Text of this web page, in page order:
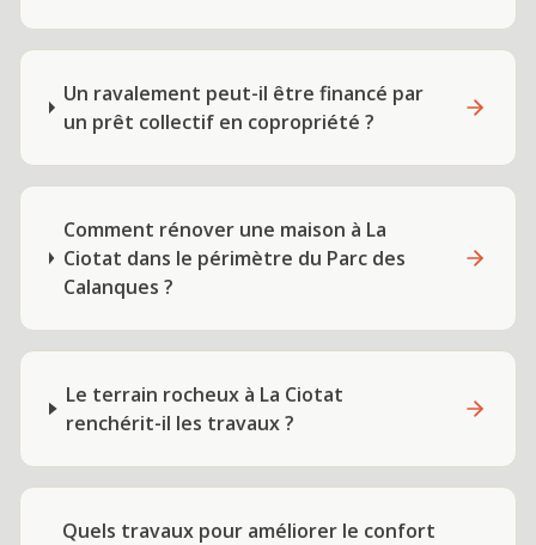
Un ravalement peut-il être financé par
un prêt collectif en copropriété ?
Comment rénover une maison à La
Ciotat dans le périmètre du Parc des
Calanques ?
Le terrain rocheux à La Ciotat
renchérit-il les travaux ?
Quels travaux pour améliorer le confort